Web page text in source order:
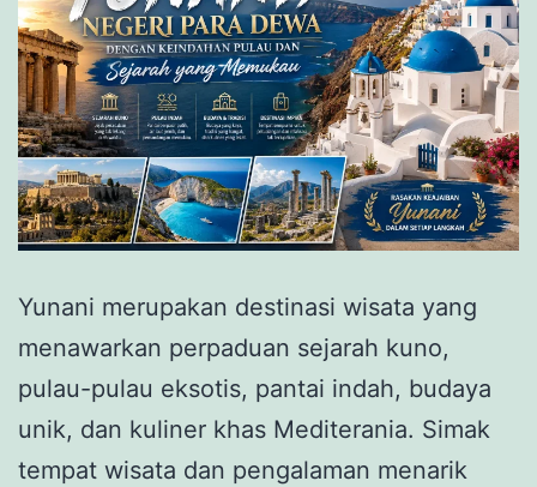
Yunani merupakan destinasi wisata yang
menawarkan perpaduan sejarah kuno,
pulau-pulau eksotis, pantai indah, budaya
unik, dan kuliner khas Mediterania. Simak
tempat wisata dan pengalaman menarik